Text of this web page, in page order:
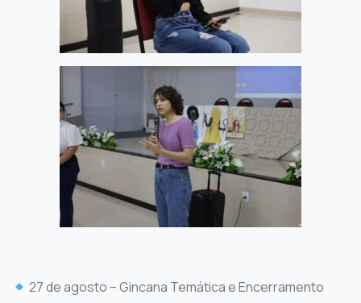
27 de agosto – Gincana Temática e Encerramento